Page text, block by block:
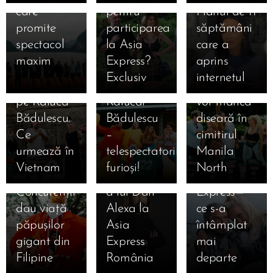
care
promite
spectacol
maxim 😱
pentru
participarea
la Asia
Express?
Exclusiv
Planul de 11
săptămâni
care a
aprins
internetul
roșie a
adus
eliminare
la Manila
și a
pe Raluca
Bădulescu.
Ce
urmează în
Vietnam
Manila!
Emil,
acuzat că i-
a făcut
cadou
amuleta
Ralucăi
Bădulescu
–
telespectatorii,
furioși!
🥵 De
necrezut!
Concurenții
Asia
Express vor
dormi și
vor mânca
diseară în
cimitirul
Manila
North
23.09.2025
Spectacol
nebun la
Asia
Express
diseară! 🎭
Concurenții
dau viață
păpușilor
gigant din
Filipine
plâns
pentru
familie 😢…
dar în
spatele
camerelor
se
pregătea
DIVORȚUL!
Povestea
cutremurătoare
a lui Dan
Alexa la
Asia
Express
România
Joseph &
Anda
Adam au
renunțat la
lavaliere și
au vrut să
abandoneze
după un
moment
tensionat
la Asia
Express—
ce s-a
întâmplat
mai
departe